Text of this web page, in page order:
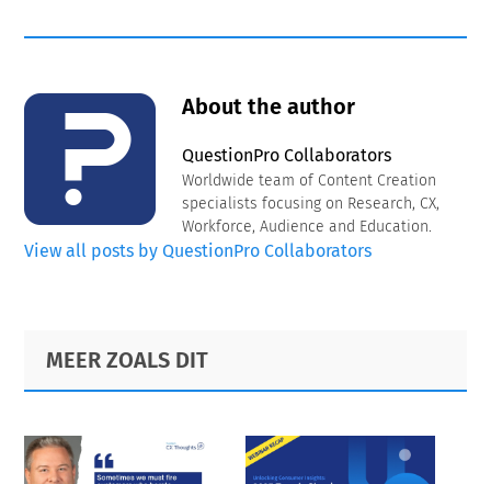
About the author
QuestionPro Collaborators
Worldwide team of Content Creation
specialists focusing on Research, CX,
Workforce, Audience and Education.
View all posts by QuestionPro Collaborators
Primary
Sidebar
Footer
MEER ZOALS DIT